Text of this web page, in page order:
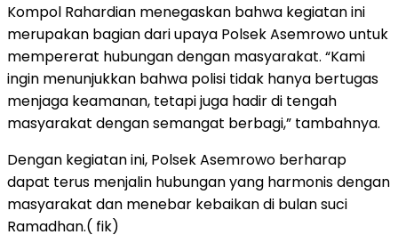
Kompol Rahardian menegaskan bahwa kegiatan ini
merupakan bagian dari upaya Polsek Asemrowo untuk
mempererat hubungan dengan masyarakat. “Kami
ingin menunjukkan bahwa polisi tidak hanya bertugas
menjaga keamanan, tetapi juga hadir di tengah
masyarakat dengan semangat berbagi,” tambahnya.
Dengan kegiatan ini, Polsek Asemrowo berharap
dapat terus menjalin hubungan yang harmonis dengan
masyarakat dan menebar kebaikan di bulan suci
Ramadhan.( fik)